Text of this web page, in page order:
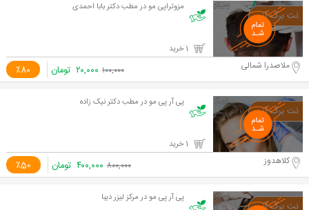
مزوتراپی مو در مطب دکتر بابا احمدی
٪80 ملاصدرا شمالی ۱۰۰,۰۰۰ ۲۰,۰۰۰ تومان
پی آر پی مو در مطب دکتر نیک زاده
٪50 کلاهدوز ۸۰۰,۰۰۰ ۴۰۰,۰۰۰ تومان
پی آر پی مو در مرکز لیزر دیبا